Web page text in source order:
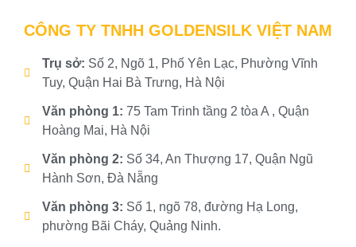
CÔNG TY TNHH GOLDENSILK VIỆT NAM
Trụ sở: Số 2, Ngõ 1, Phố Yên Lạc, Phường Vĩnh
Tuy, Quận Hai Bà Trưng, Hà Nội
Văn phòng 1: 75 Tam Trinh tầng 2 tòa A , Quận
Hoàng Mai, Hà Nội
Văn phòng 2: Số 34, An Thượng 17, Quận Ngũ
Hành Sơn, Đà Nẵng
Văn phòng 3: Số 1, ngõ 78, đường Hạ Long,
phường Bãi Cháy, Quảng Ninh.